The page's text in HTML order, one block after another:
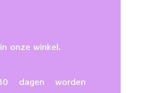
onze winkel.
dagen worden